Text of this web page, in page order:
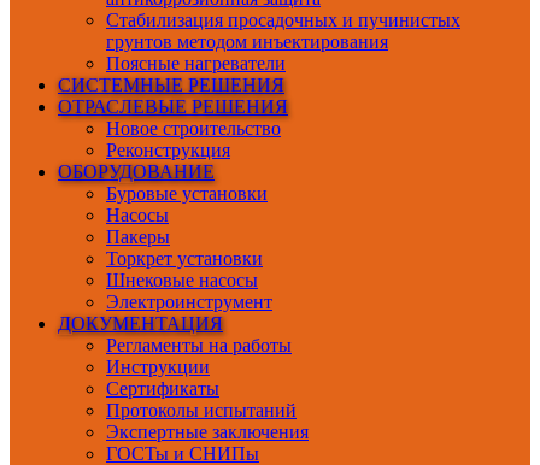
Стабилизация просадочных и пучинистых
грунтов методом инъектирования
Поясные нагреватели
СИСТЕМНЫЕ РЕШЕНИЯ
ОТРАСЛЕВЫЕ РЕШЕНИЯ
Новое строительство
Реконструкция
ОБОРУДОВАНИЕ
Буровые установки
Насосы
Пакеры
Торкрет установки
Шнековые насосы
Электроинструмент
ДОКУМЕНТАЦИЯ
Регламенты на работы
Инструкции
Сертификаты
Протоколы испытаний
Экспертные заключения
ГОСТы и СНИПы